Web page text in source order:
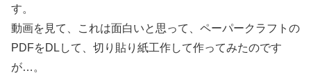
す。
動画を見て、これは面白いと思って、ペーパークラフトの
PDFをDLして、切り貼り紙工作して作ってみたのです
が…。